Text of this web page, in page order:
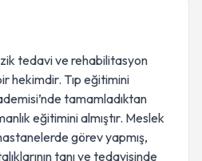
tedavi ve rehabilitasyon
hekimdir. Tıp eğitimini
tamamladıktan
eğitimini almıştır. Meslek
görev yapmış,
tanı ve tedavisinde